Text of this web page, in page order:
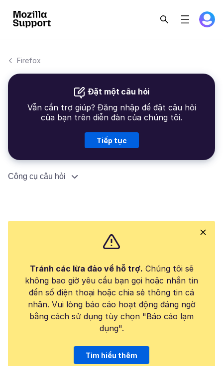
Firefox
Đặt một câu hỏi
Vẫn cần trợ giúp? Đăng nhập để đặt câu hỏi
của bạn trên diễn đàn của chúng tôi.
Tiếp tục
Công cụ câu hỏi
Tránh các lừa đảo về hỗ trợ. Chúng tôi sẽ
không bao giờ yêu cầu bạn gọi hoặc nhắn tin
đến số điện thoại hoặc chia sẻ thông tin cá
nhân. Vui lòng báo cáo hoạt động đáng ngờ
bằng cách sử dụng tùy chọn "Báo cáo lạm
dụng".
Tìm hiểu thêm